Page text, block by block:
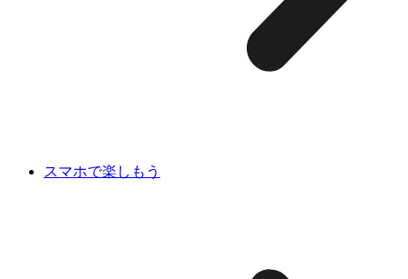
スマホで楽しもう